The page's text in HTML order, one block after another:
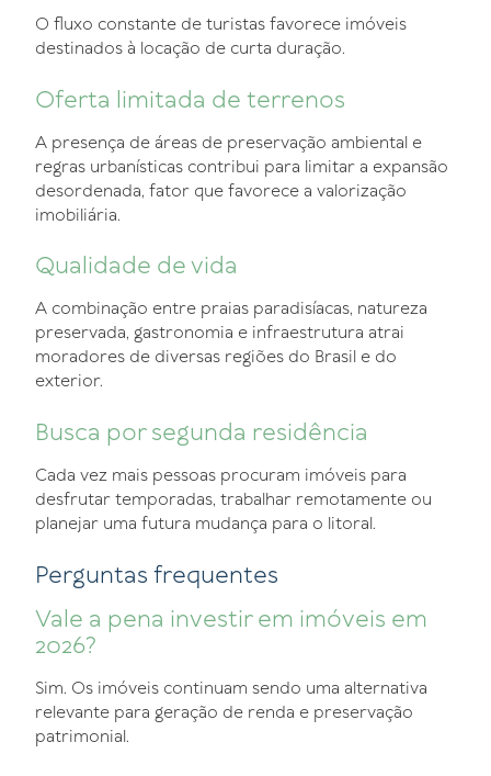
O fluxo constante de turistas favorece imóveis
destinados à locação de curta duração.
Oferta limitada de terrenos
A presença de áreas de preservação ambiental e
regras urbanísticas contribui para limitar a expansão
desordenada, fator que favorece a valorização
imobiliária.
Qualidade de vida
A combinação entre praias paradisíacas, natureza
preservada, gastronomia e infraestrutura atrai
moradores de diversas regiões do Brasil e do
exterior.
Busca por segunda residência
Cada vez mais pessoas procuram imóveis para
desfrutar temporadas, trabalhar remotamente ou
planejar uma futura mudança para o litoral.
Perguntas frequentes
Vale a pena investir em imóveis em
2026?
Sim. Os imóveis continuam sendo uma alternativa
relevante para geração de renda e preservação
patrimonial.